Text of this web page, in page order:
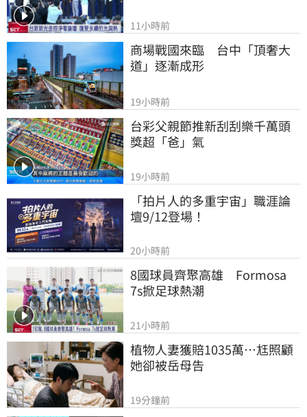
11小時前
商場戰國來臨　台中「頂奢大
道」逐漸成形
19小時前
台彩父親節推新刮刮樂千萬頭
獎超「爸」氣
19小時前
「拍片人的多重宇宙」職涯論
壇9/12登場！
20小時前
8國球員齊聚高雄　Formosa
7s掀足球熱潮
21小時前
植物人妻獲賠1035萬…尪照顧
她卻被岳母告
19分鐘前